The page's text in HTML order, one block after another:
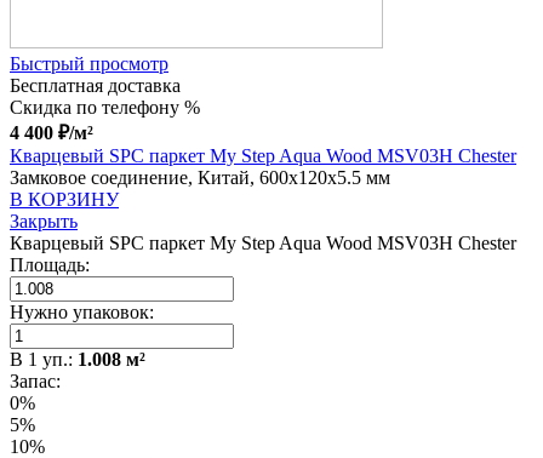
Быстрый просмотр
Бесплатная доставка
Скидка по телефону %
4 400 ₽/м²
Кварцевый SPC паркет My Step Aqua Wood MSV03H Chester
Замковое соединение, Китай, 600x120x5.5 мм
В КОРЗИНУ
Закрыть
Кварцевый SPC паркет My Step Aqua Wood MSV03H Chester
Площадь:
Нужно упаковок:
В 1 уп.: 1.008 м²
Запас:
0%
5%
10%